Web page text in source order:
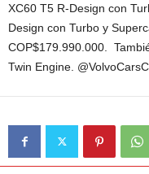
XC60 T5 R-Design con
Design con Turbo y
COP$179.990.000.
Twin Engine.